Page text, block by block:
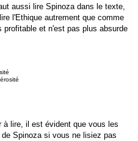
aussi lire Spinoza dans le texte,
l'Ethique autrement que comme
et n'est pas plus absurde
lire, il est évident que vous les
Spinoza si vous ne lisiez pas